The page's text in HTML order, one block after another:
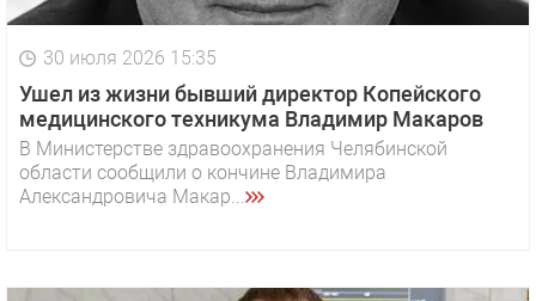
30 июля 2026 15:35
Ушел из жизни бывший директор Копейского
медицинского техникума Владимир Макаров
В Министерстве здравоохранения Челябинской
области сообщили о кончине Владимира
Александровича Макар...